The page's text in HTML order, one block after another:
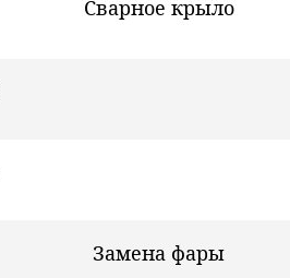
Сварное крыло
Замена фары